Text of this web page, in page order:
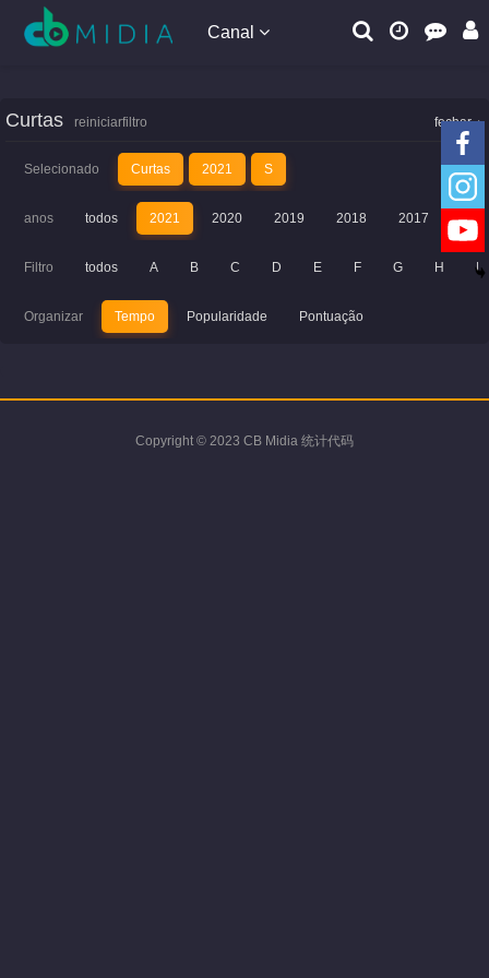
Canal
fechar
Curtas reiniciarfiltro
Selecionado Curtas 2021 S
anos todos 2021 2020 2019 2018 2017
Filtro todos A B C D E F G H I
Organizar Tempo Popularidade Pontuação
Copyright © 2023 CB Midia 统计代码